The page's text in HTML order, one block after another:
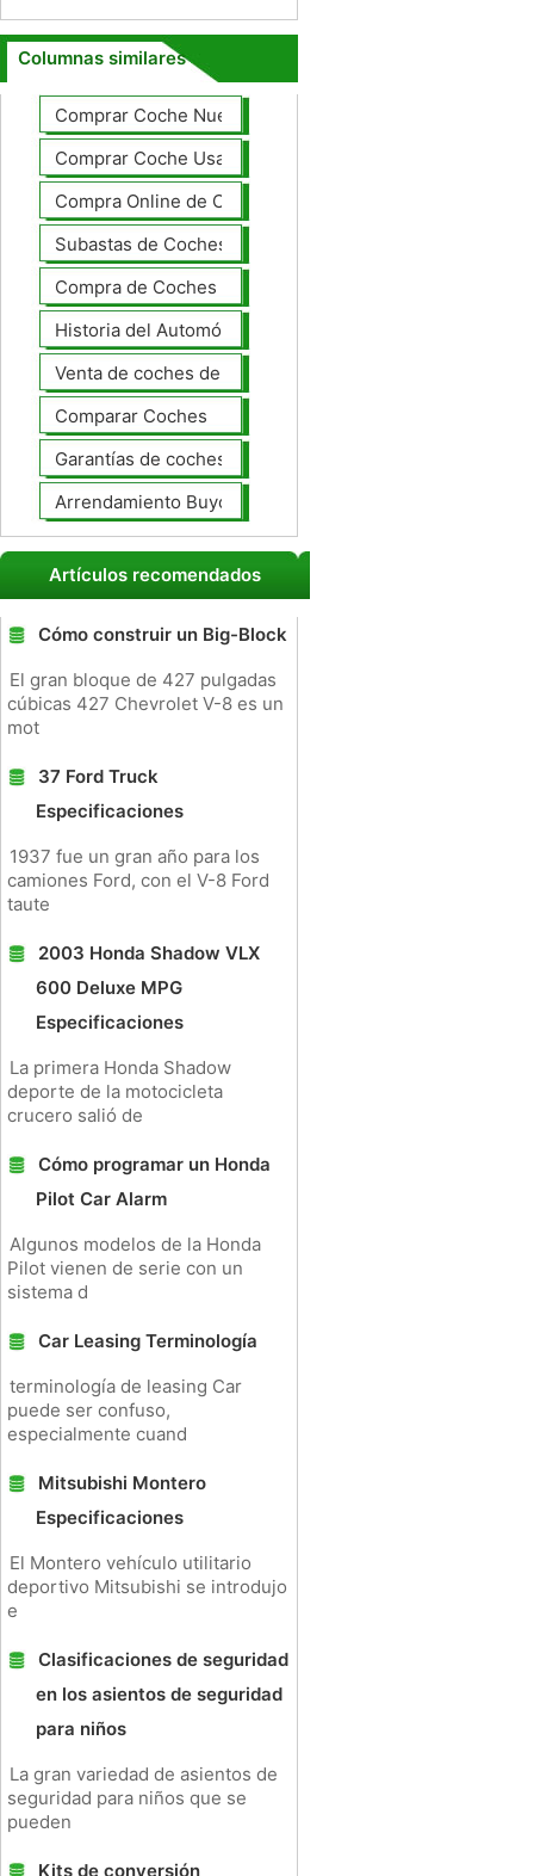
Columnas similares
Comprar Coche Nuevo
Comprar Coche Usado
Compra Online de Coches
Subastas de Coches
Compra de Coches Basics
Historia del Automóvil
Venta de coches de lujo
Comparar Coches
Garantías de coches ampliado
Arrendamiento Buyout
Artículos recomendados
Cómo construir un Big-Block
El gran bloque de 427 pulgadas
cúbicas 427 Chevrolet V-8 es un
mot
37 Ford Truck
Especificaciones
1937 fue un gran año para los
camiones Ford, con el V-8 Ford
taute
2003 Honda Shadow VLX
600 Deluxe MPG
Especificaciones
La primera Honda Shadow
deporte de la motocicleta
crucero salió de
Cómo programar un Honda
Pilot Car Alarm
Algunos modelos de la Honda
Pilot vienen de serie con un
sistema d
Car Leasing Terminología
terminología de leasing Car
puede ser confuso,
especialmente cuand
Mitsubishi Montero
Especificaciones
El Montero vehículo utilitario
deportivo Mitsubishi se introdujo
e
Clasificaciones de seguridad
en los asientos de seguridad
para niños
La gran variedad de asientos de
seguridad para niños que se
pueden
Kits de conversión